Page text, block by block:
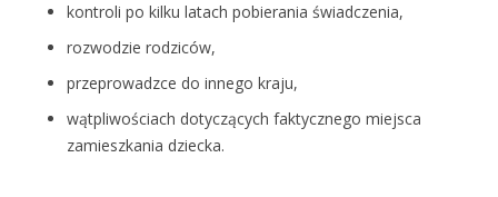
kontroli po kilku latach pobierania świadczenia,
rozwodzie rodziców,
przeprowadzce do innego kraju,
wątpliwościach dotyczących faktycznego miejsca
zamieszkania dziecka.